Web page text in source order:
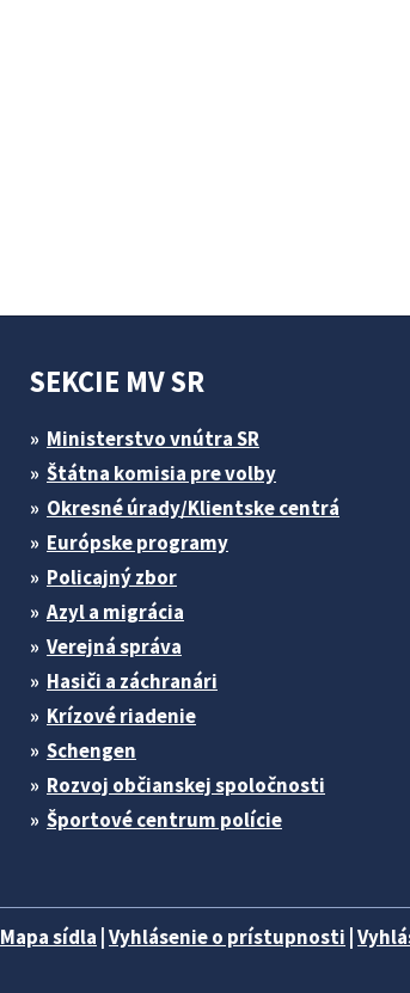
SEKCIE MV SR
Ministerstvo vnútra SR
Štátna komisia pre volby
Okresné úrady/Klientske centrá
Európske programy
Policajný zbor
Azyl a migrácia
Verejná správa
Hasiči a záchranári
Krízové riadenie
Schengen
Rozvoj občianskej spoločnosti
Športové centrum polície
Mapa sídla Vyhlásenie o prístupnosti